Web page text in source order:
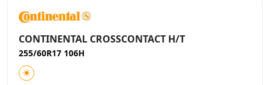
CONTINENTAL CROSSCONTACT H/T
255/60R17 106H